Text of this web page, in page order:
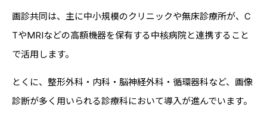
画診共同は、主に中小規模のクリニックや無床診療所が、C
TやMRIなどの高額機器を保有する中核病院と連携すること
で活用します。
とくに、整形外科・内科・脳神経外科・循環器科など、画像
診断が多く用いられる診療科において導入が進んでいます。